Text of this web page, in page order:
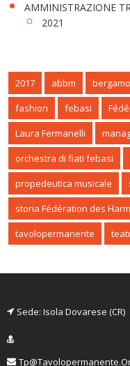
AMMINISTRAZIONE
2021
2017 abbm bergamo
fashion
febasi
Laura Fermanelli
orchestra di fiati febasi
propedeutica musicale
storia Fédération des
tavolopermanente
Sede: Isola Dovarese (CR)